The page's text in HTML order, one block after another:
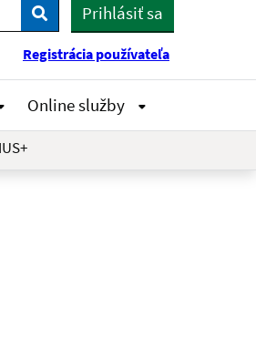
VyhľadajPrihlásiť sa
Registrácia používateľa
Online služby